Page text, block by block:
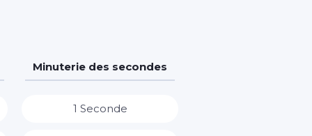
Minuterie des secondes
1 Seconde